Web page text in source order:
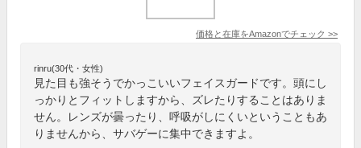
価格と在庫をAmazonでチェック >>
rinru(30代・女性)
見た目も強そうでかっこいいフェイスガードです。頭にし
っかりとフィットしますから、ズレたりすることはありま
せん。レンズが曇ったり、呼吸がしにくいということもあ
りませんから、サバゲーに集中できますよ。